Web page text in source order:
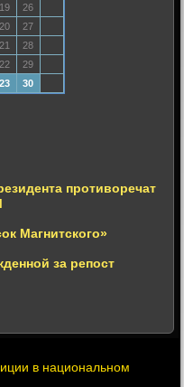
19
26
20
27
21
28
22
29
23 30
противоречат
Магнитского»
за репост
в национальном